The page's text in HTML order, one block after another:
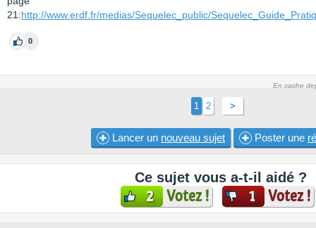
21:http://www.erdf.fr/medias/Sequelec_public/
0
En cache
1 2 >
Lancer un nouveau sujet Poster une
Ce sujet vous a-t-il aidé ?
2 Votez ! 1 Votez !